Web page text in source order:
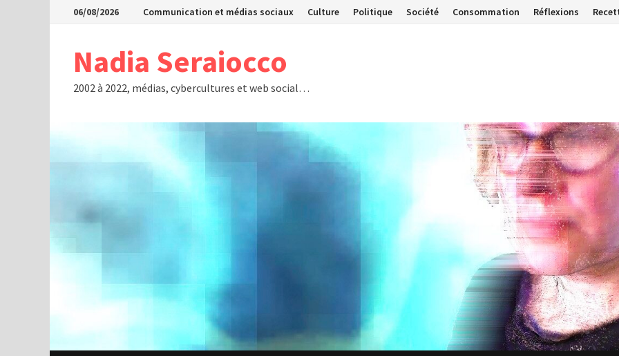
Passer06/08/2026 Communication et médias sociaux Culture Politique Société Consommation Réflexions
Nadia Seraiocco
2002 à 2022, médias, cybercultures et web social…